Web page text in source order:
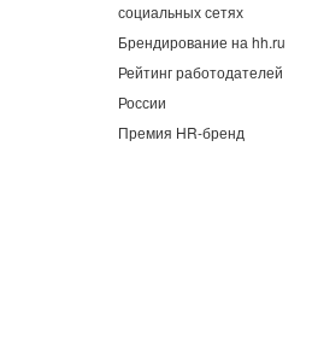
социальных сетях
Брендирование на hh.ru
Рейтинг работодателей
России
Премия HR-бренд